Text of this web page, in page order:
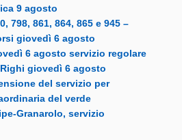
9 agosto
798, 861, 864, 865 e 945 –
giovedì 6 agosto
6 agosto servizio regolare
giovedì 6 agosto
del servizio per
del verde
Granarolo, servizio